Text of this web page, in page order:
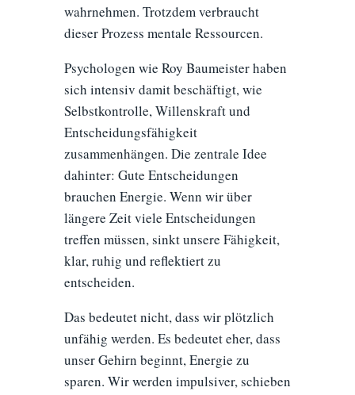
wahrnehmen. Trotzdem verbraucht
dieser Prozess mentale Ressourcen.
Psychologen wie Roy Baumeister haben
sich intensiv damit beschäftigt, wie
Selbstkontrolle, Willenskraft und
Entscheidungsfähigkeit
zusammenhängen. Die zentrale Idee
dahinter: Gute Entscheidungen
brauchen Energie. Wenn wir über
längere Zeit viele Entscheidungen
treffen müssen, sinkt unsere Fähigkeit,
klar, ruhig und reflektiert zu
entscheiden.
Das bedeutet nicht, dass wir plötzlich
unfähig werden. Es bedeutet eher, dass
unser Gehirn beginnt, Energie zu
sparen. Wir werden impulsiver, schieben